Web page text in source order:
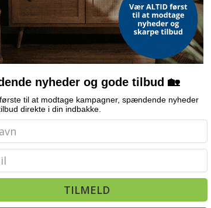
INNOVAGOODS
Badesæde til badekar med
skridsikring - Seburett 2-i-1
(16)
209,- Vis
100×240 cm
289,-
På lager
nyheder og gode tilbud 🏡
til at modtage kampagner, spændende nyheder
direkte i din indbakke.
TILMELD